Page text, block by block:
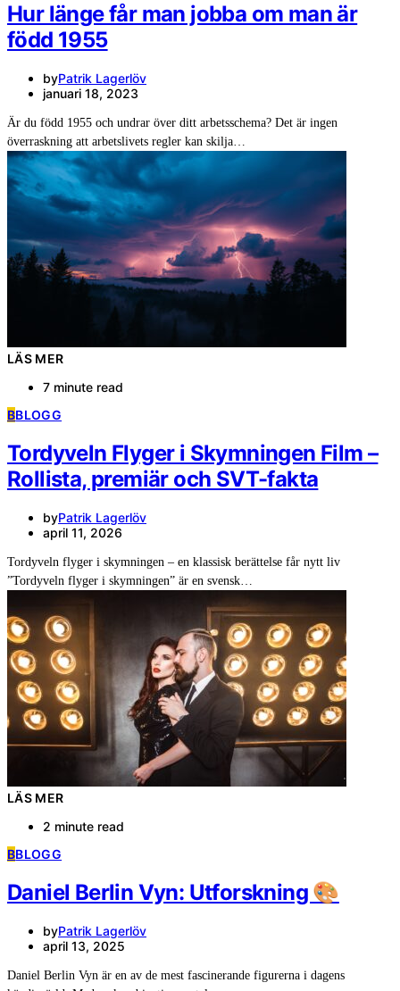
Hur länge får man jobba om man är
född 1955
byPatrik Lagerlöv
januari 18, 2023
Är du född 1955 och undrar över ditt arbetsschema? Det är ingen
överraskning att arbetslivets regler kan skilja…
LÄS MER
7 minute read
BBLOGG
Tordyveln Flyger i Skymningen Film –
Rollista, premiär och SVT-fakta
byPatrik Lagerlöv
april 11, 2026
Tordyveln flyger i skymningen – en klassisk berättelse får nytt liv
”Tordyveln flyger i skymningen” är en svensk…
LÄS MER
2 minute read
BBLOGG
Daniel Berlin Vyn: Utforskning 🎨
byPatrik Lagerlöv
april 13, 2025
Daniel Berlin Vyn är en av de mest fascinerande figurerna i dagens